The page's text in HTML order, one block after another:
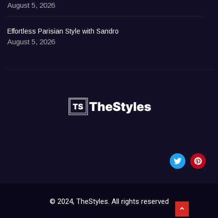
August 5, 2026
Effortless Parisian Style with Sandro
August 5, 2026
© 2024, TheStyles. All rights reserved